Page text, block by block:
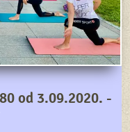
od 3.09.2020. -